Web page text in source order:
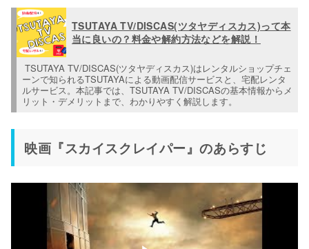
TSUTAYA TV/DISCAS(ツタヤディスカス)って本
当に良いの？料金や解約方法などを解説！
ーンで知られるTSUTAYAによる動画配信サービスと、宅配レンタ
ルサービス。本記事では、TSUTAYA TV/DISCASの基本情報からメ
リット・デメリットまで、わかりやすく解説します。
映画『スカイスクレイパー』のあらすじ